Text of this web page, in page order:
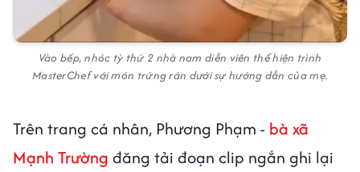
Vào bếp, nhóc tỳ thứ 2 nhà nam diễn viên thể hiện trình
MasterChef với món trứng rán dưới sự hướng dẫn của mẹ.
Trên trang cá nhân, Phương Phạm - bà xã
Mạnh Trường đăng tải đoạn clip ngắn ghi lại